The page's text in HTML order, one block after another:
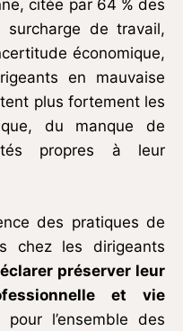
citée par 64 % des
surcharge de travail,
économique,
en mauvaise
plus fortement les
du manque de
propres à leur
des pratiques de
chez les dirigeants
préserver leur
et vie
l’ensemble des